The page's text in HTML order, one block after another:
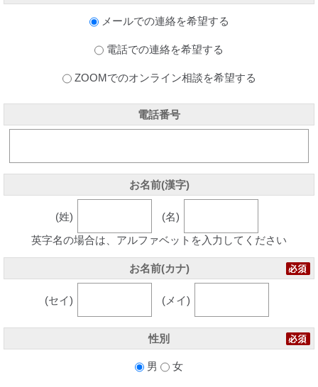
メールでの連絡を希望する
電話での連絡を希望する
ZOOMでのオンライン相談を希望する
電話番号
お名前(漢字)
(姓)
(名)
英字名の場合は、アルファベットを入力してください
お名前(カナ)
(セイ) (メイ)
性別
男 女